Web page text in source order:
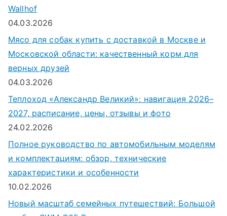
Wallhof
04.03.2026
Мясо для собак купить с доставкой в Москве и
Московской области: качественный корм для
верных друзей
04.03.2026
Теплоход «Александр Великий»: навигация 2026–
2027, расписание, цены, отзывы и фото
24.02.2026
Полное руководство по автомобильным моделям
и комплектациям: обзор, технические
характеристики и особенности
10.02.2026
Новый масштаб семейных путешествий: Большой